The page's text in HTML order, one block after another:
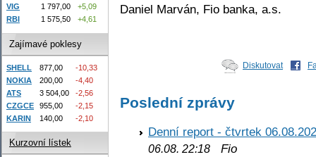
Daniel Marván, Fio banka, a.s.
Diskutovat
Poslední zprávy
Denní report - čtvrtek
06.08. 22:18 Fio
VIG
1 797,00
+5,09
RBI
1 575,50 +4,61
Zajímavé poklesy
SHELL 877,00
-10,33
NOKIA
200,00
-4,40
ATS
3 504,00
-2,56
CZGCE
955,00
-2,15
KARIN
140,00 -2,10
Kurzovní lístek